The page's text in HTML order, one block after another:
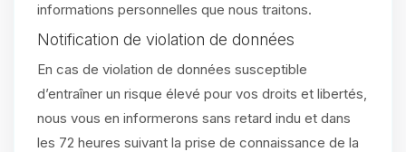
informations personnelles que nous traitons.
Notification de violation de données
En cas de violation de données susceptible
d’entraîner un risque élevé pour vos droits et libertés,
nous vous en informerons sans retard indu et dans
les 72 heures suivant la prise de connaissance de la